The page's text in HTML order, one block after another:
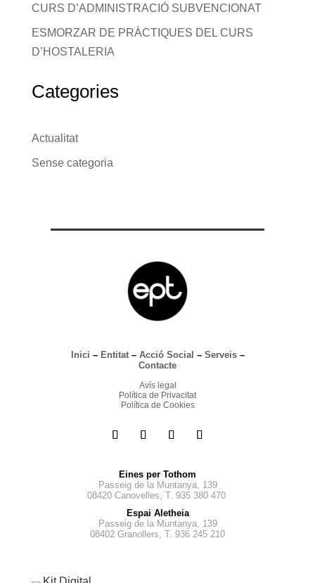
CURS D’ADMINISTRACIÓ SUBVENCIONAT
ESMORZAR DE PRÀCTIQUES DEL CURS
D’HOSTALERIA
Categories
Actualitat
Sense categoria
Inici – Entitat– Acció Social – Serveis–
Contacte
Avís legal
Política de Privacitat
Política de Cookies
Eines per Tothom
Passeig de la Muntanya, 139
08420 Canovelles, T. 935 380 470
Espai Aletheia
Passeig de la Muntanya, 139
08402 Granollers, T. 936 245 210